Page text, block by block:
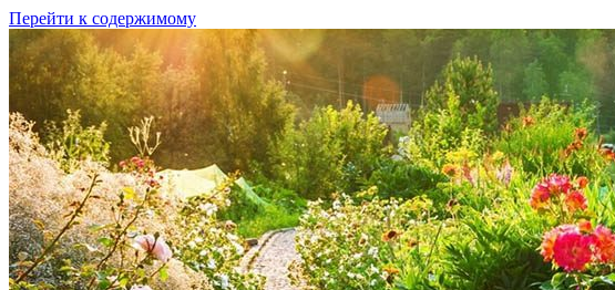
Перейти к содержимому